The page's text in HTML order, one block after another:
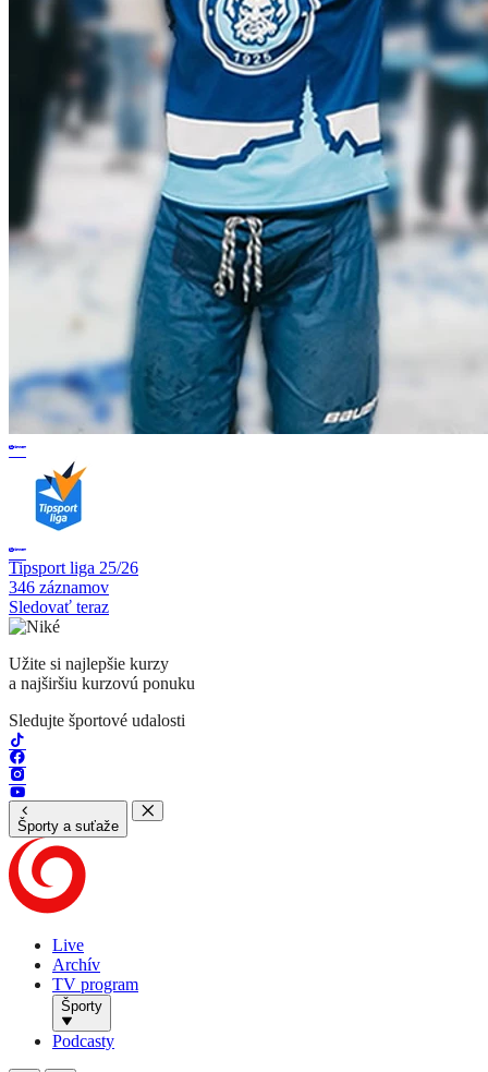
Tipsport liga 25/26
346 záznamov
Sledovať teraz
Užite si najlepšie kurzy
a najširšiu kurzovú ponuku
Sledujte športové udalosti
Športy a suťaže
Live
Archív
TV program
Športy
Podcasty